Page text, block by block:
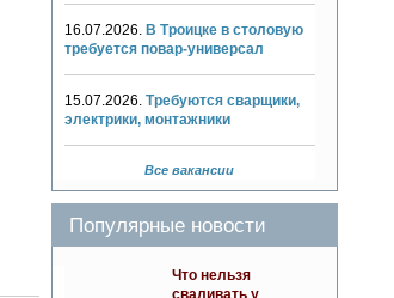
16.07.2026. В Троицке в столовую
требуется повар-универсал
15.07.2026. Требуются сварщики,
электрики, монтажники
Все вакансии
Популярные новости
Что нельзя
сваливать у